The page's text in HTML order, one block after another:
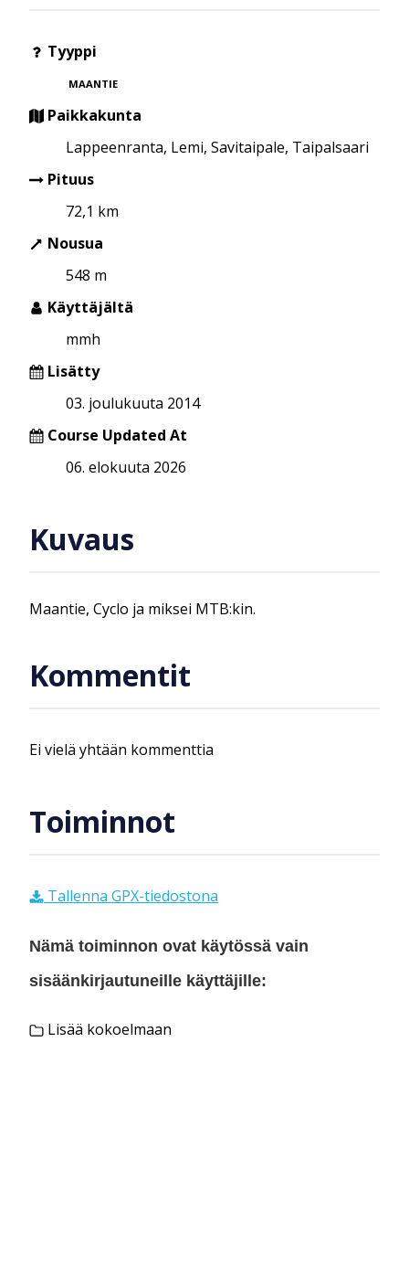
Tyyppi
MAANTIE
Paikkakunta
Lappeenranta, Lemi, Savitaipale, Taipalsaari
Pituus
72,1 km
Nousua
548 m
Käyttäjältä
mmh
Lisätty
03. joulukuuta 2014
Course Updated At
06. elokuuta 2026
Kuvaus
Maantie, Cyclo ja miksei MTB:kin.
Kommentit
Ei vielä yhtään kommenttia
Toiminnot
Tallenna GPX-tiedostona
Nämä toiminnon ovat käytössä vain
sisäänkirjautuneille käyttäjille:
Lisää kokoelmaan